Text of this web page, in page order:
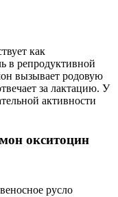
как
в репродуктивной
вызывает родовую
за лактацию. У
активности
окситоцин
русло